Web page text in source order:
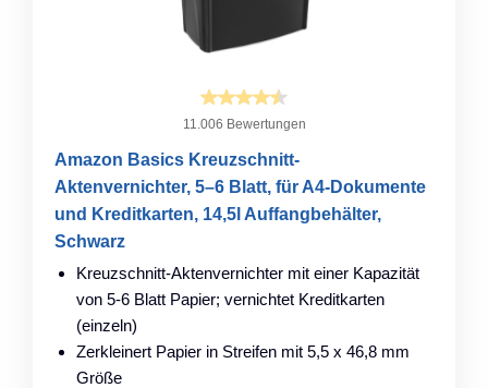
11.006 Bewertungen
Amazon Basics Kreuzschnitt-
Aktenvernichter, 5–6 Blatt, für A4-Dokumente
und Kreditkarten, 14,5l Auffangbehälter,
Schwarz
Kreuzschnitt-Aktenvernichter mit einer Kapazität
von 5-6 Blatt Papier; vernichtet Kreditkarten
(einzeln)
Zerkleinert Papier in Streifen mit 5,5 x 46,8 mm
Größe